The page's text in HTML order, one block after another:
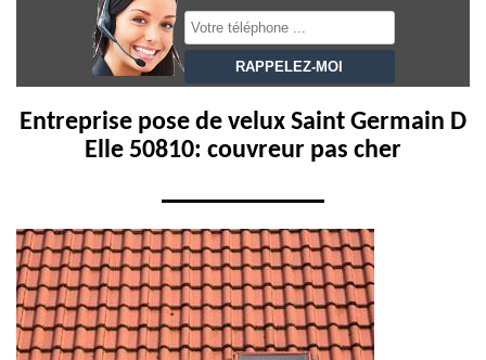
Entreprise pose de velux Saint Germain D
Elle 50810: couvreur pas cher